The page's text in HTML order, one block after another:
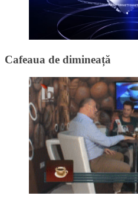
Cafeaua de dimineață